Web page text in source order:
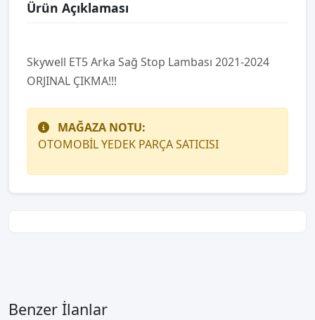
Ürün Açıklaması
Skywell ET5 Arka Sağ Stop Lambası 2021-2024
ORJINAL ÇIKMA!!!
MAĞAZA NOTU:
OTOMOBİL YEDEK PARÇA SATICISI
Benzer İlanlar